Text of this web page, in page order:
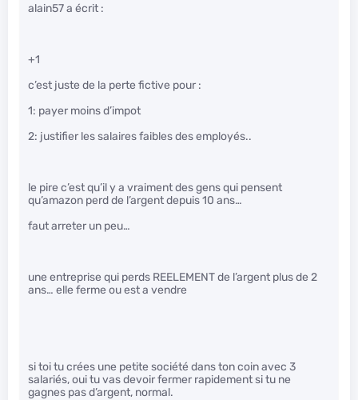
alain57 a écrit :
+1
c’est juste de la perte fictive pour :
1: payer moins d’impot
2: justifier les salaires faibles des employés..
le pire c’est qu’il y a vraiment des gens qui pensent
qu’amazon perd de l’argent depuis 10 ans…
faut arreter un peu…
une entreprise qui perds REELEMENT de l’argent plus de 2
ans… elle ferme ou est a vendre
si toi tu crées une petite société dans ton coin avec 3
salariés, oui tu vas devoir fermer rapidement si tu ne
gagnes pas d’argent, normal.